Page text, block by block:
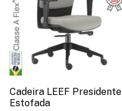
Cadeira LEEF Presidente
Estofada